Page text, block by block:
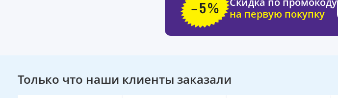
на первую покупку
Только что наши клиенты заказали